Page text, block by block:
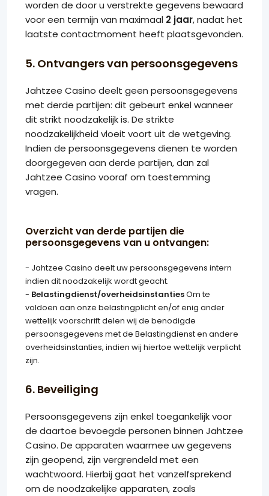
worden de door u verstrekte gegevens bewaard
voor een termijn van maximaal 2 jaar, nadat het
laatste contactmoment heeft plaatsgevonden.
5. Ontvangers van persoonsgegevens
Jahtzee Casino deelt geen persoonsgegevens
met derde partijen: dit gebeurt enkel wanneer
dit strikt noodzakelijk is. De strikte
noodzakelijkheid vloeit voort uit de wetgeving.
Indien de persoonsgegevens dienen te worden
doorgegeven aan derde partijen, dan zal
Jahtzee Casino vooraf om toestemming
vragen.
Overzicht van derde partijen die
persoonsgegevens van u ontvangen:
- Jahtzee Casino deelt uw persoonsgegevens intern
indien dit noodzakelijk wordt geacht.
- Belastingdienst/overheidsinstantiesOm te
voldoen aan onze belastingplicht en/of enig ander
wettelijk voorschrift delen wij de benodigde
persoonsgegevens met de Belastingdienst en andere
overheidsinstanties, indien wij hiertoe wettelijk verplicht
zijn.
6. Beveiliging
Persoonsgegevens zijn enkel toegankelijk voor
de daartoe bevoegde personen binnen Jahtzee
Casino. De apparaten waarmee uw gegevens
zijn geopend, zijn vergrendeld met een
wachtwoord. Hierbij gaat het vanzelfsprekend
om de noodzakelijke apparaten, zoals